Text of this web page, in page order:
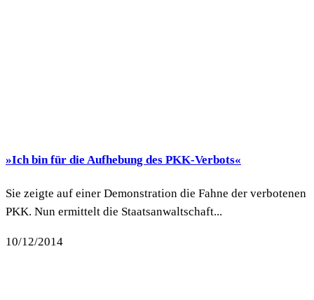
»Ich bin für die Aufhebung des PKK-Verbots«
Sie zeigte auf einer Demonstration die Fahne der verbotenen
PKK. Nun ermittelt die Staatsanwaltschaft...
10/12/2014